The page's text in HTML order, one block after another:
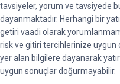
tavsiyeler, yorum ve tavsiyede
dayanmaktadır. Herhangi bir
getiri vaadi olarak
risk ve gitiri tercihlerinize uygun
yer alan bilgilere dayanarak
uygun sonuçlar doğurmayabilir.